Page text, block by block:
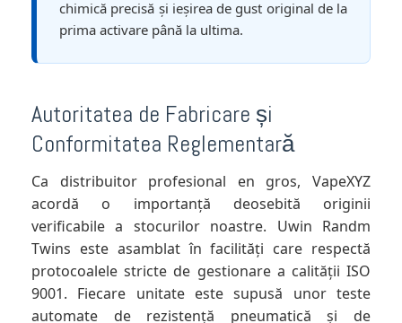
chimică precisă și ieșirea de gust original de la
prima activare până la ultima.
Autoritatea de Fabricare și
Conformitatea Reglementară
Ca distribuitor profesional en gros, VapeXYZ
acordă o importanță deosebită originii
verificabile a stocurilor noastre. Uwin Randm
Twins este asamblat în facilități care respectă
protocoalele stricte de gestionare a calității ISO
9001. Fiecare unitate este supusă unor teste
automate de rezistență pneumatică și de